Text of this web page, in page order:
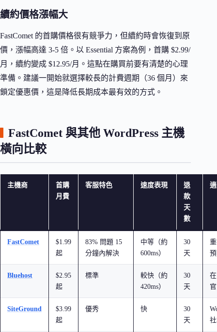
續約價格漲幅大
FastComet 的首購價格很有競爭力，但續約時會恢復到原
價，漲幅高達 3-5 倍。以 Essential 方案為例，首購 $2.99/
月，續約變成 $12.95/月。這點在購買前要有清楚的心理
準備。建議一開始就選擇較長的計費週期（36 個月）來
鎖定優惠價，這是降低長期成本最有效的方式。
FastComet 與其他 WordPress 主機
橫向比較
主機商
首購
月費
客服特色 速度表現
退
款
天
數
FastComet
$1.99
起
83% 問題 15
分鐘內解決
中等（約
600ms）
30
天
Bluehost
$2.95
起
標準
較快（約
420ms）
30
天
SiteGround
$3.99
起
優秀 快
30
天